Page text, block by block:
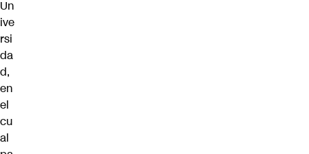
Un
ive
rsi
da
d,
en
el
cu
al